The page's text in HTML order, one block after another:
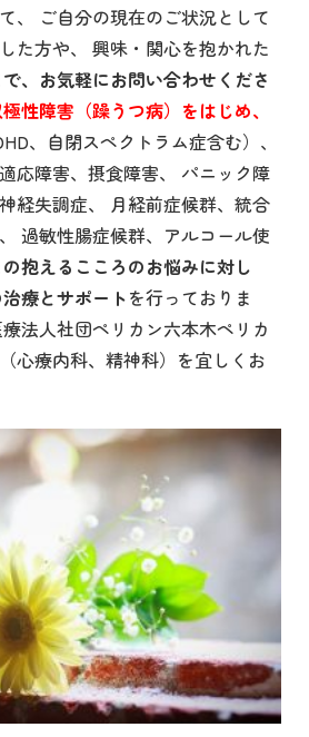
、 ご自分の現在のご状況として
た方や、 興味・関心を抱かれた
、お気軽にお問い合わせくださ
性障害（躁うつ病）をはじめ、
、自閉スペクトラム症含む）、
応障害、摂食障害、 パニック障
経失調症、 月経前症候群、統合
過敏性腸症候群、アルコール使
抱えるこころのお悩みに対し
療とサポートを行っておりま
法人社団ペリカン六本木ペリカ
心療内科、精神科）を宜しくお